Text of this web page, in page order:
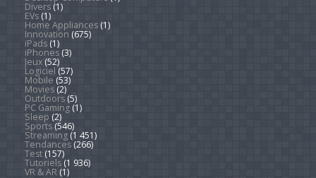
Divers(1)
EVs(1)
Home Appliances(1)
Innovation (675)
iPads(1)
iPhones(3)
Jeux(52)
Logiciel (57)
Mobile (53)
Movies(2)
Outdoors(5)
PC Gaming(1)
Sleep (2)
Sports(546)
Streaming(1 451)
Tendances(266)
Test(157)
Tutoriels(1 936)
VR & AR(1)